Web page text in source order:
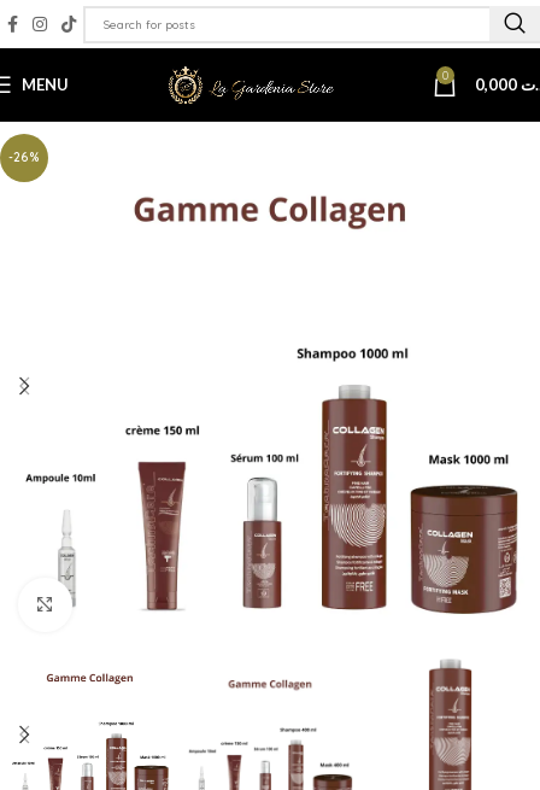
MENU 0
-26%
Click to enlarge